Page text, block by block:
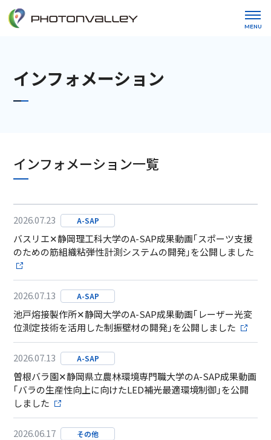
MENU
インフォメーション
インフォメーション一覧
2026.07.23 A-SAP
バスリエ✕静岡理工科大学のA-SAP成果動画｢スポーツ支援
のための筋組織粘弾性計測システムの開発｣を公開しました
2026.07.13 A-SAP
池戸熔接製作所✕静岡大学のA-SAP成果動画｢レーザー光変
位測定技術を活用した制振壁材の開発｣を公開しました
2026.07.13 A-SAP
曽根バラ園✕静岡県立農林環境専門職大学のA-SAP成果動画
｢バラの生産性向上に向けたLED補光最適環境制御｣を公開
しました
2026.06.17 その他